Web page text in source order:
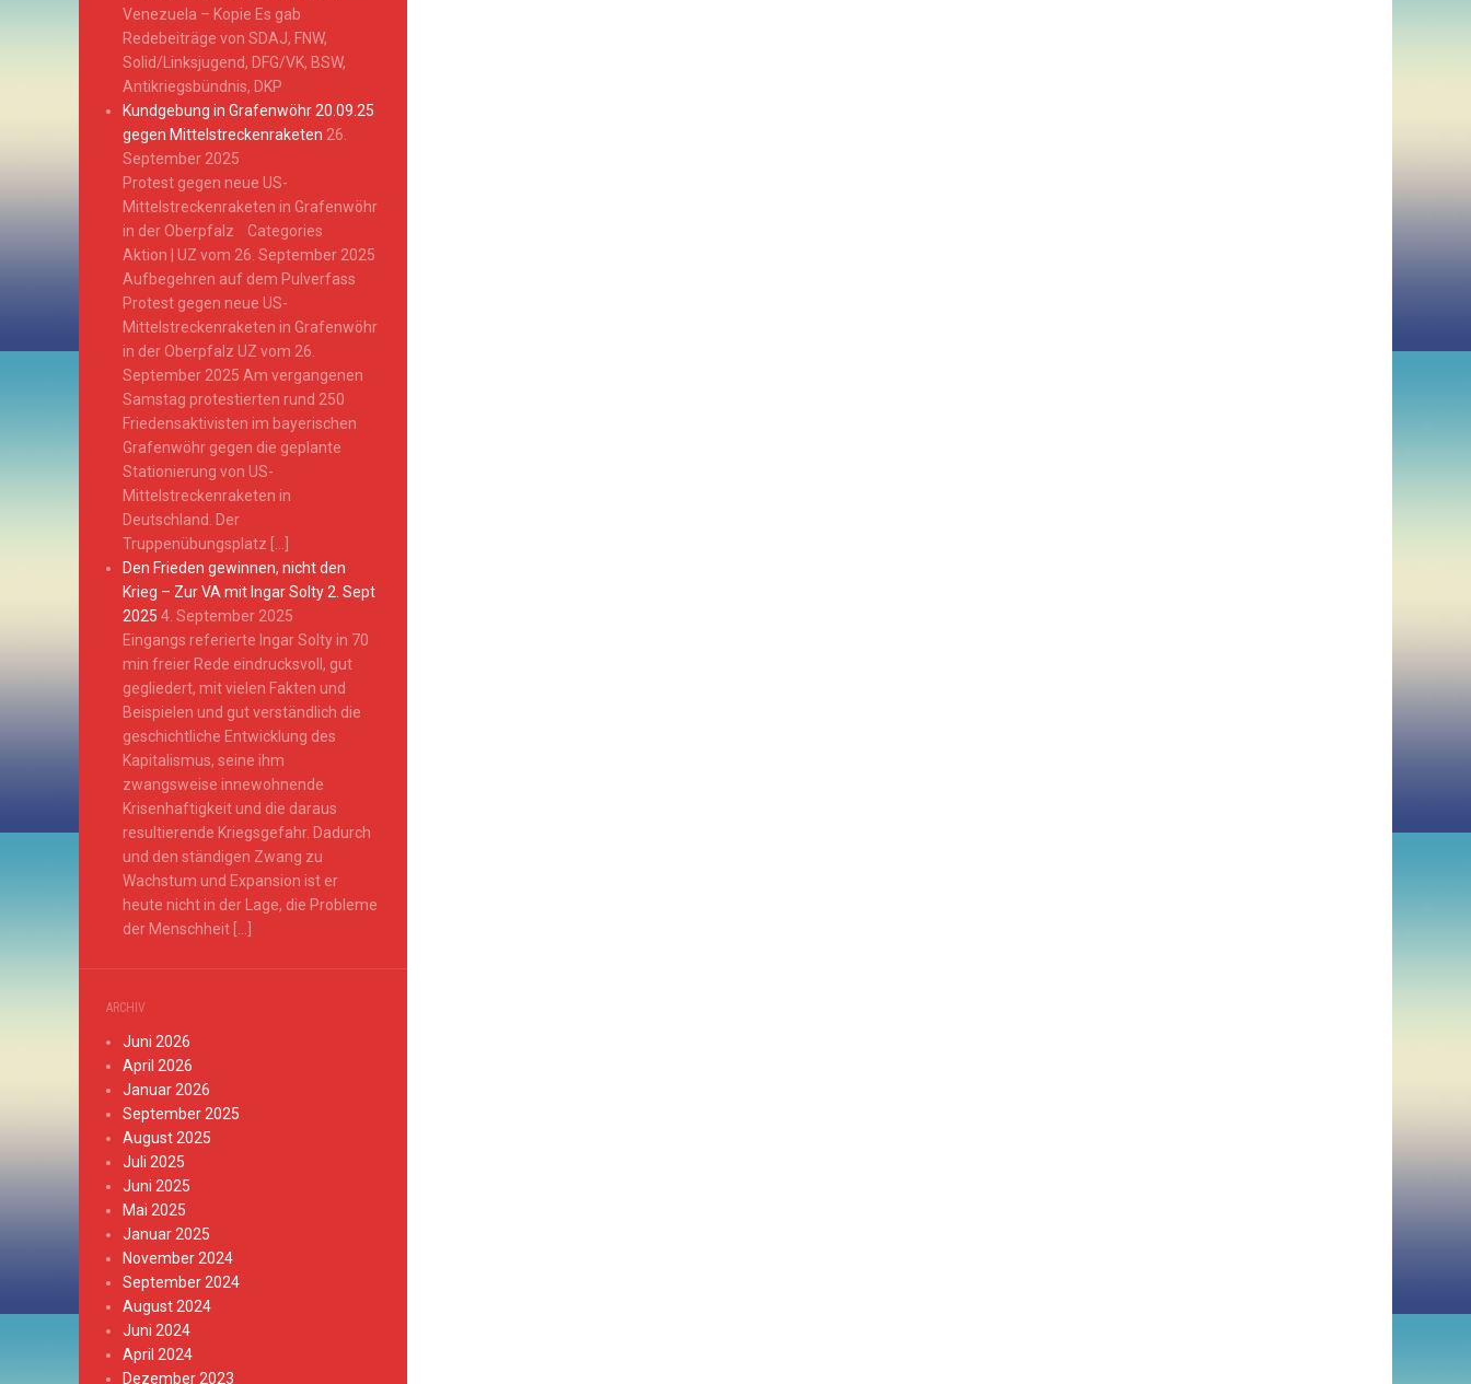
Venezuela – Kopie Es gab
Redebeiträge von SDAJ, FNW,
Solid/Linksjugend, DFG/VK, BSW,
Antikriegsbündnis, DKP
Kundgebung in Grafenwöhr 20.09.25
gegen Mittelstreckenraketen 26.
September 2025
Protest gegen neue US-
Mittelstreckenraketen in Grafenwöhr
in der Oberpfalz Categories
Aktion | UZ vom 26. September 2025
Aufbegehren auf dem Pulverfass
Protest gegen neue US-
Mittelstreckenraketen in Grafenwöhr
in der Oberpfalz UZ vom 26.
September 2025 Am vergangenen
Samstag protestierten rund 250
Friedensaktivisten im bayerischen
Grafenwöhr gegen die geplante
Stationierung von US-
Mittelstreckenraketen in
Deutschland. Der
Truppenübungsplatz […]
Den Frieden gewinnen, nicht den
Krieg – Zur VA mit Ingar Solty 2. Sept
2025 4. September 2025
Eingangs referierte Ingar Solty in 70
min freier Rede eindrucksvoll, gut
gegliedert, mit vielen Fakten und
Beispielen und gut verständlich die
geschichtliche Entwicklung des
Kapitalismus, seine ihm
zwangsweise innewohnende
Krisenhaftigkeit und die daraus
resultierende Kriegsgefahr. Dadurch
und den ständigen Zwang zu
Wachstum und Expansion ist er
heute nicht in der Lage, die Probleme
der Menschheit […]
ARCHIV
Juni 2026
April 2026
Januar 2026
September 2025
August 2025
Juli 2025
Juni 2025
Mai 2025
Januar 2025
November 2024
September 2024
August 2024
Juni 2024
April 2024
Dezember 2023